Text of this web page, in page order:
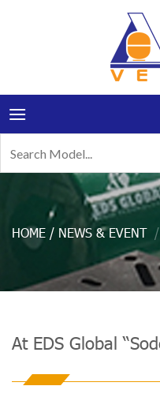
for:
NEWS & EVENT /
At EDS Global